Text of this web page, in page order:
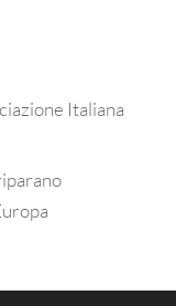
Italiana